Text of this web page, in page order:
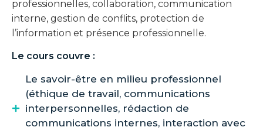
professionnelles, collaboration, communication
interne, gestion de conflits, protection de
l’information et présence professionnelle.
Le cours couvre :
Le savoir-être en milieu professionnel
(éthique de travail, communications
interpersonnelles, rédaction de
communications internes, interaction avec